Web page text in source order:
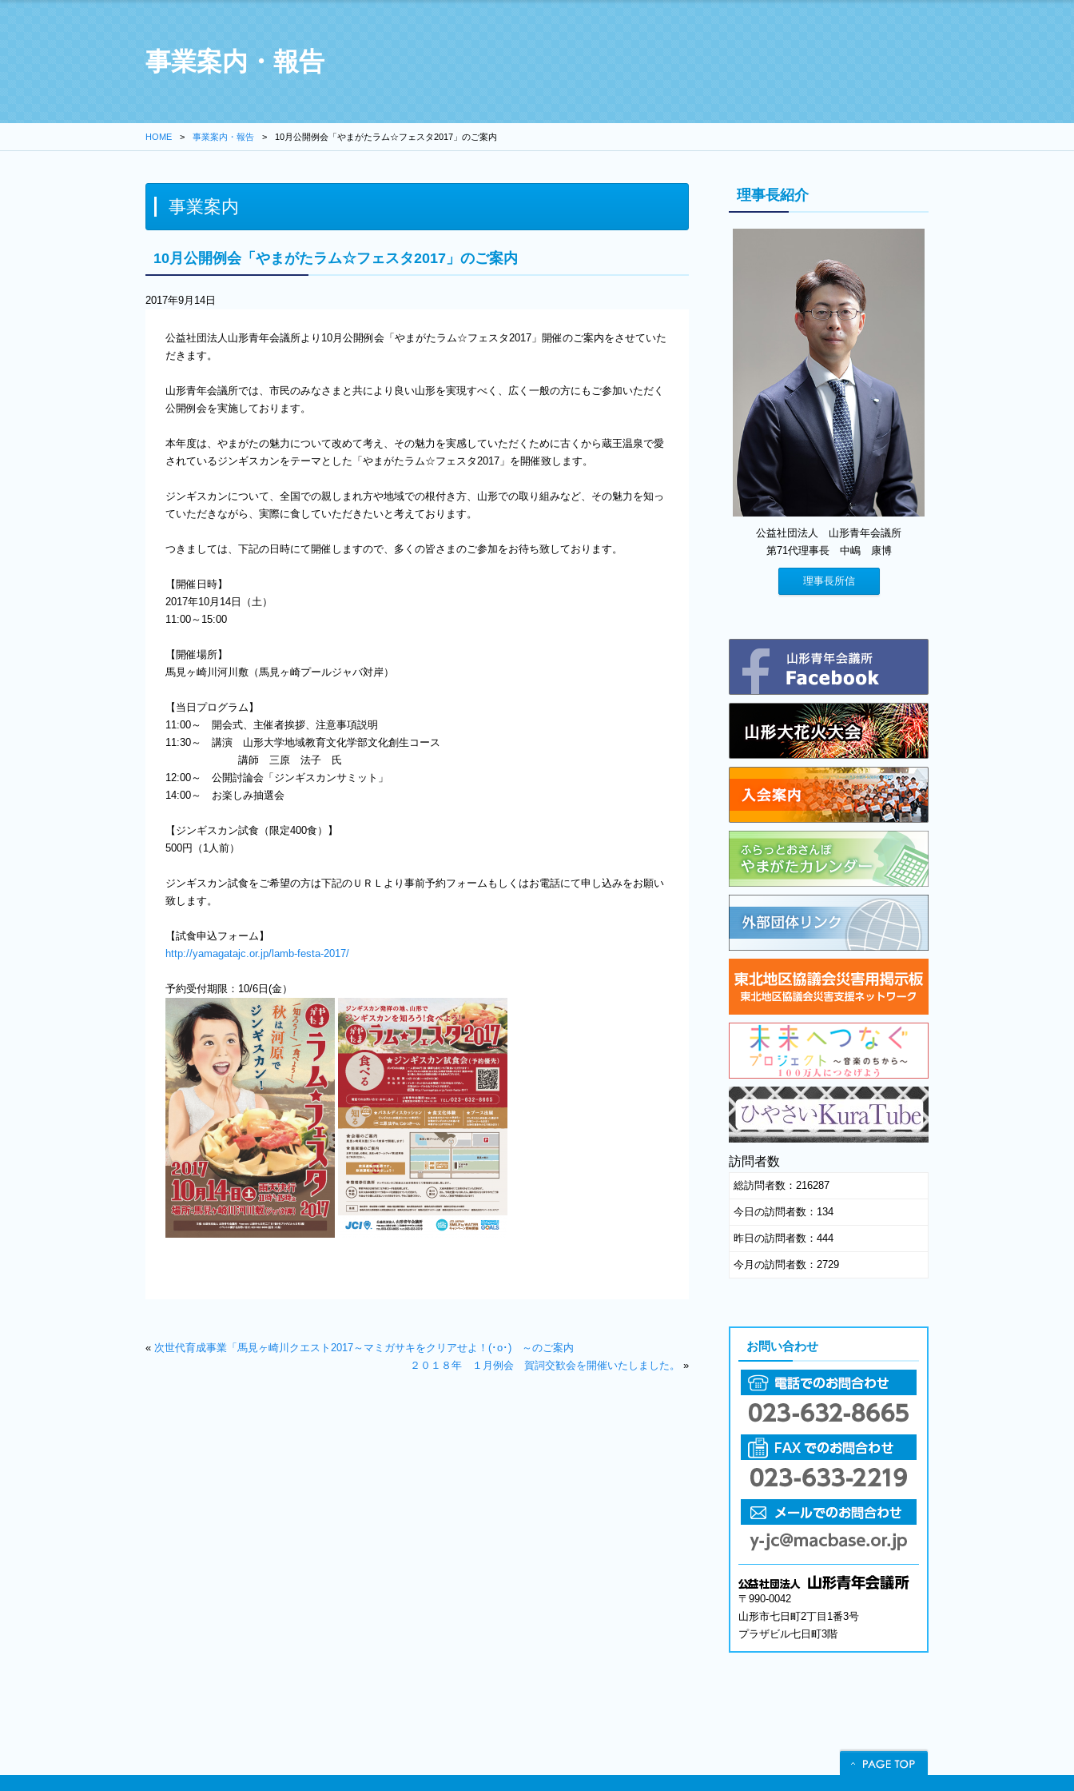
事業案内・報告
HOME 事業案内・報告 10月公開例会「やまがたラム☆フェスタ2017」のご案内
事業案内
10月公開例会「やまがたラム☆フェスタ2017」のご案内
2017年9月14日
公益社団法人山形青年会議所より10月公開例会「やまがたラム☆フェスタ2017」開催のご案内をさせていた
だきます。
山形青年会議所では、市民のみなさまと共により良い山形を実現すべく、広く一般の方にもご参加いただく
公開例会を実施しております。
本年度は、やまがたの魅力について改めて考え、その魅力を実感していただくために古くから蔵王温泉で愛
されているジンギスカンをテーマとした「やまがたラム☆フェスタ2017」を開催致します。
ジンギスカンについて、全国での親しまれ方や地域での根付き方、山形での取り組みなど、その魅力を知っ
ていただきながら、実際に食していただきたいと考えております。
つきましては、下記の日時にて開催しますので、多くの皆さまのご参加をお待ち致しております。
【開催日時】
2017年10月14日（土）
11:00～15:00
【開催場所】
馬見ヶ崎川河川敷（馬見ヶ崎プールジャバ対岸）
【当日プログラム】
11:00～ 開会式、主催者挨拶、注意事項説明
11:30～ 講演 山形大学地域教育文化学部文化創生コース
講師 三原 法子 氏
12:00～ 公開討論会「ジンギスカンサミット」
14:00～ お楽しみ抽選会
【ジンギスカン試食（限定400食）】
500円（1人前）
ジンギスカン試食をご希望の方は下記のＵＲＬより事前予約フォームもしくはお電話にて申し込みをお願い
致します。
【試食申込フォーム】
http://yamagatajc.or.jp/lamb-festa-2017/
予約受付期限：10/6日(金）
« 次世代育成事業「馬見ヶ崎川クエスト2017～マミガサキをクリアせよ！(･o･)ゞ～のご案内
２０１８年 １月例会 賀詞交歓会を開催いたしました。
»
理事長紹介
公益社団法人 山形青年会議所
第71代理事長 中嶋 康博
理事長所信
訪問者数
総訪問者数： 216287
今日の訪問者数： 134
昨日の訪問者数： 444
今月の訪問者数： 2729
お問い合わせ
〒990-0042
山形市七日町2丁目1番3号
プラザビル七日町3階